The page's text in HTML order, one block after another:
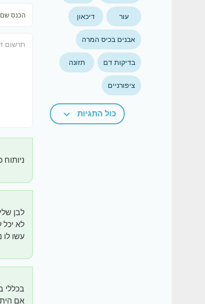
עור דיכאון
אבנים בכיס המרה
בדיקות דם תזונה
ציפורניים
כול התגיות
ניותוח
לבן
לא
עשו לו
בכללי
אם